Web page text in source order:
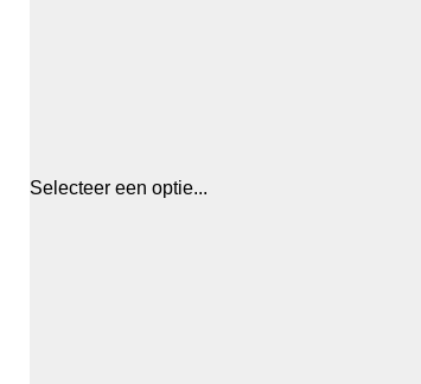
Selecteer een optie...